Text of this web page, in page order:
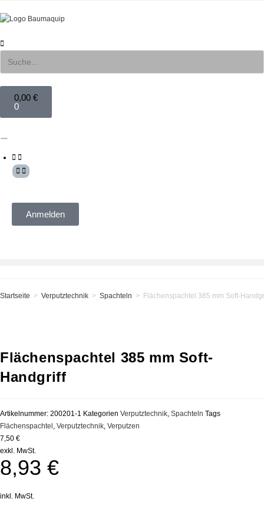
0,00 €
0
Anmelden
Startseite > Verputztechnik > Spachteln > Flächenspachtel 385 mm Soft-
Flächenspachtel 385 mm Soft-
Handgriff
Artikelnummer: 200201-1 Kategorien Verputztechnik Spachteln Tags
Flächenspachtel Verputztechnik Verputzen
7,50 €
exkl. MwSt.
8,93 €
inkl. MwSt.